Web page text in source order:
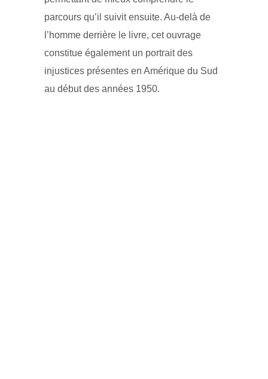
parcours qu’il suivit ensuite. Au-delà de
l’homme derrière le livre, cet ouvrage
constitue également un portrait des
injustices présentes en Amérique du Sud
au début des années 1950.